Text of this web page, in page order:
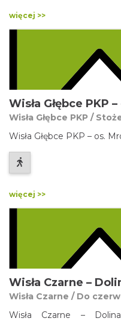
więcej >>
Wisła Głębce PKP /
Wisła Głębce PKP – os.
więcej >>
Wisła Czarne / Do
Wisła Czarne –